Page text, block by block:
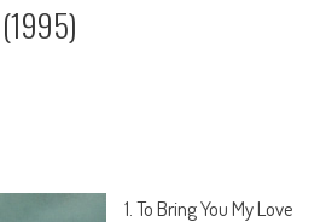
1. To Bring You My Love